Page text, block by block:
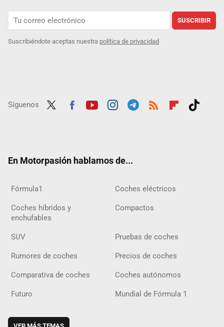
SUSCRIBIR
Suscribiéndote aceptas nuestra política de privacidad
Síguenos
En Motorpasión hablamos de...
Fórmula1 Coches eléctricos
Coches híbridos y
enchufables
Compactos
SUV Pruebas de coches
Rumores de coches Precios de coches
Comparativa de coches Coches autónomos
Futuro Mundial de Fórmula 1